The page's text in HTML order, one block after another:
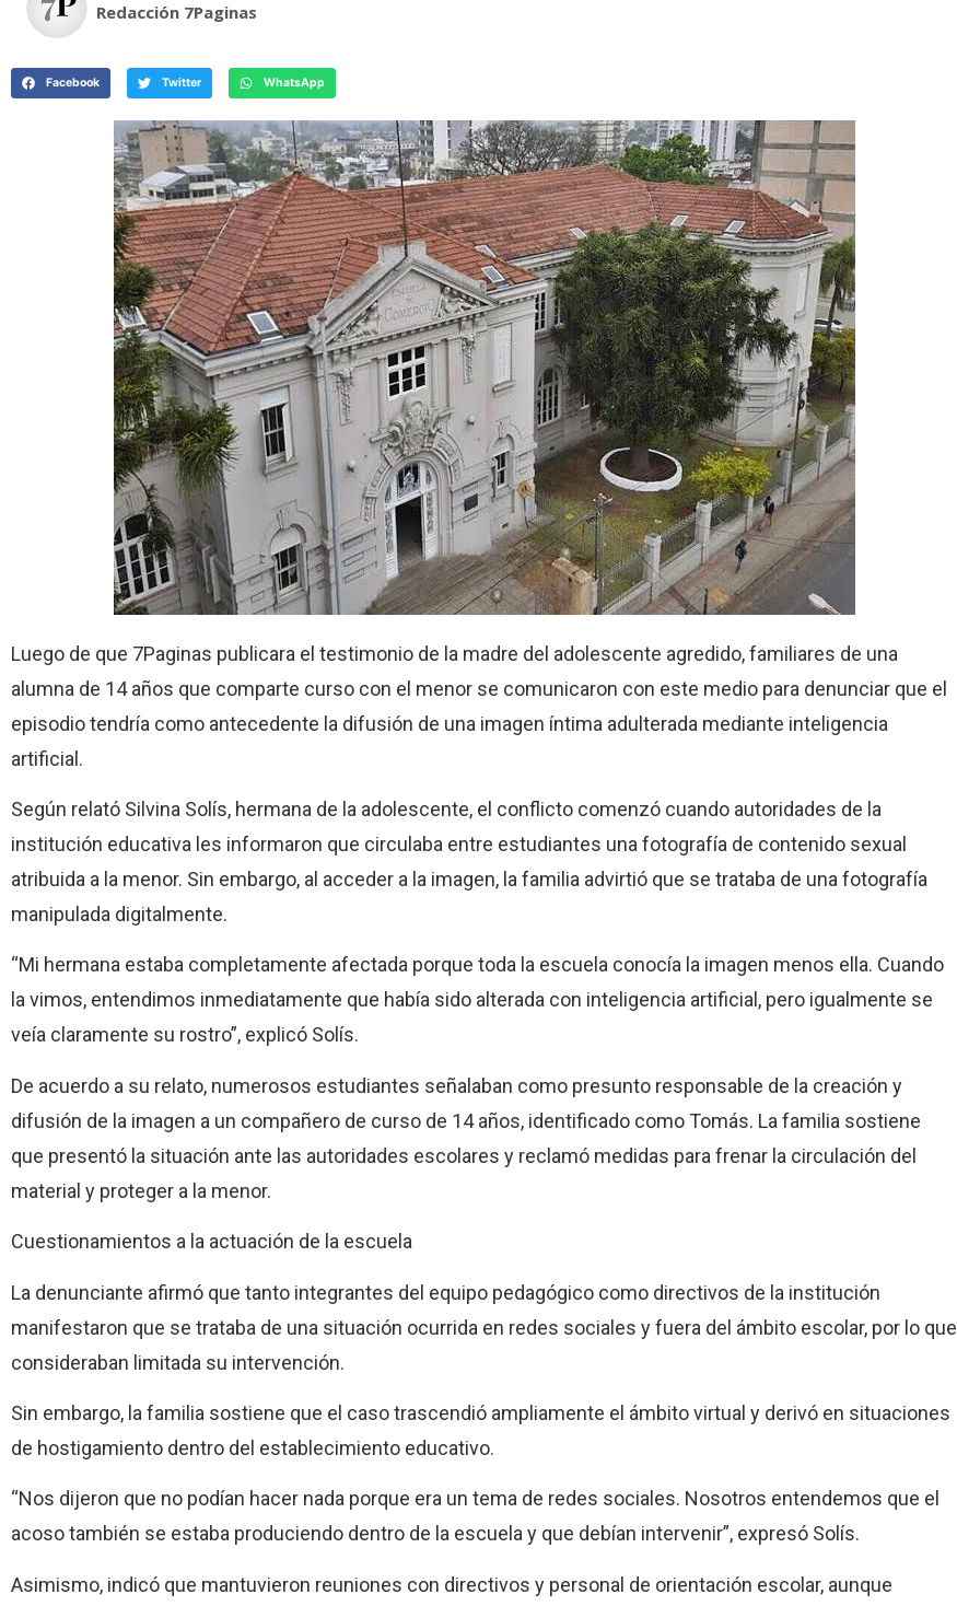
Redacción 7Paginas
Facebook Twitter WhatsApp
Luego de que 7Paginas publicara el testimonio de la madre del adolescente agredido, familiares de una
alumna de 14 años que comparte curso con el menor se comunicaron con este medio para denunciar que el
episodio tendría como antecedente la difusión de una imagen íntima adulterada mediante inteligencia
artificial.
Según relató Silvina Solís, hermana de la adolescente, el conflicto comenzó cuando autoridades de la
institución educativa les informaron que circulaba entre estudiantes una fotografía de contenido sexual
atribuida a la menor. Sin embargo, al acceder a la imagen, la familia advirtió que se trataba de una fotografía
manipulada digitalmente.
“Mi hermana estaba completamente afectada porque toda la escuela conocía la imagen menos ella. Cuando
la vimos, entendimos inmediatamente que había sido alterada con inteligencia artificial, pero igualmente se
veía claramente su rostro”, explicó Solís.
De acuerdo a su relato, numerosos estudiantes señalaban como presunto responsable de la creación y
difusión de la imagen a un compañero de curso de 14 años, identificado como Tomás. La familia sostiene
que presentó la situación ante las autoridades escolares y reclamó medidas para frenar la circulación del
material y proteger a la menor.
Cuestionamientos a la actuación de la escuela
La denunciante afirmó que tanto integrantes del equipo pedagógico como directivos de la institución
manifestaron que se trataba de una situación ocurrida en redes sociales y fuera del ámbito escolar, por lo que
consideraban limitada su intervención.
Sin embargo, la familia sostiene que el caso trascendió ampliamente el ámbito virtual y derivó en situaciones
de hostigamiento dentro del establecimiento educativo.
“Nos dijeron que no podían hacer nada porque era un tema de redes sociales. Nosotros entendemos que el
acoso también se estaba produciendo dentro de la escuela y que debían intervenir”, expresó Solís.
Asimismo, indicó que mantuvieron reuniones con directivos y personal de orientación escolar, aunque